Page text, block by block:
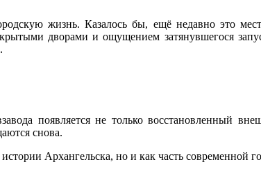
жизнь. Казалось бы, ещё недавно это
дворами и ощущением затянувшегося
появляется не только восстановленный
снова.
Архангельска, но и как часть современной